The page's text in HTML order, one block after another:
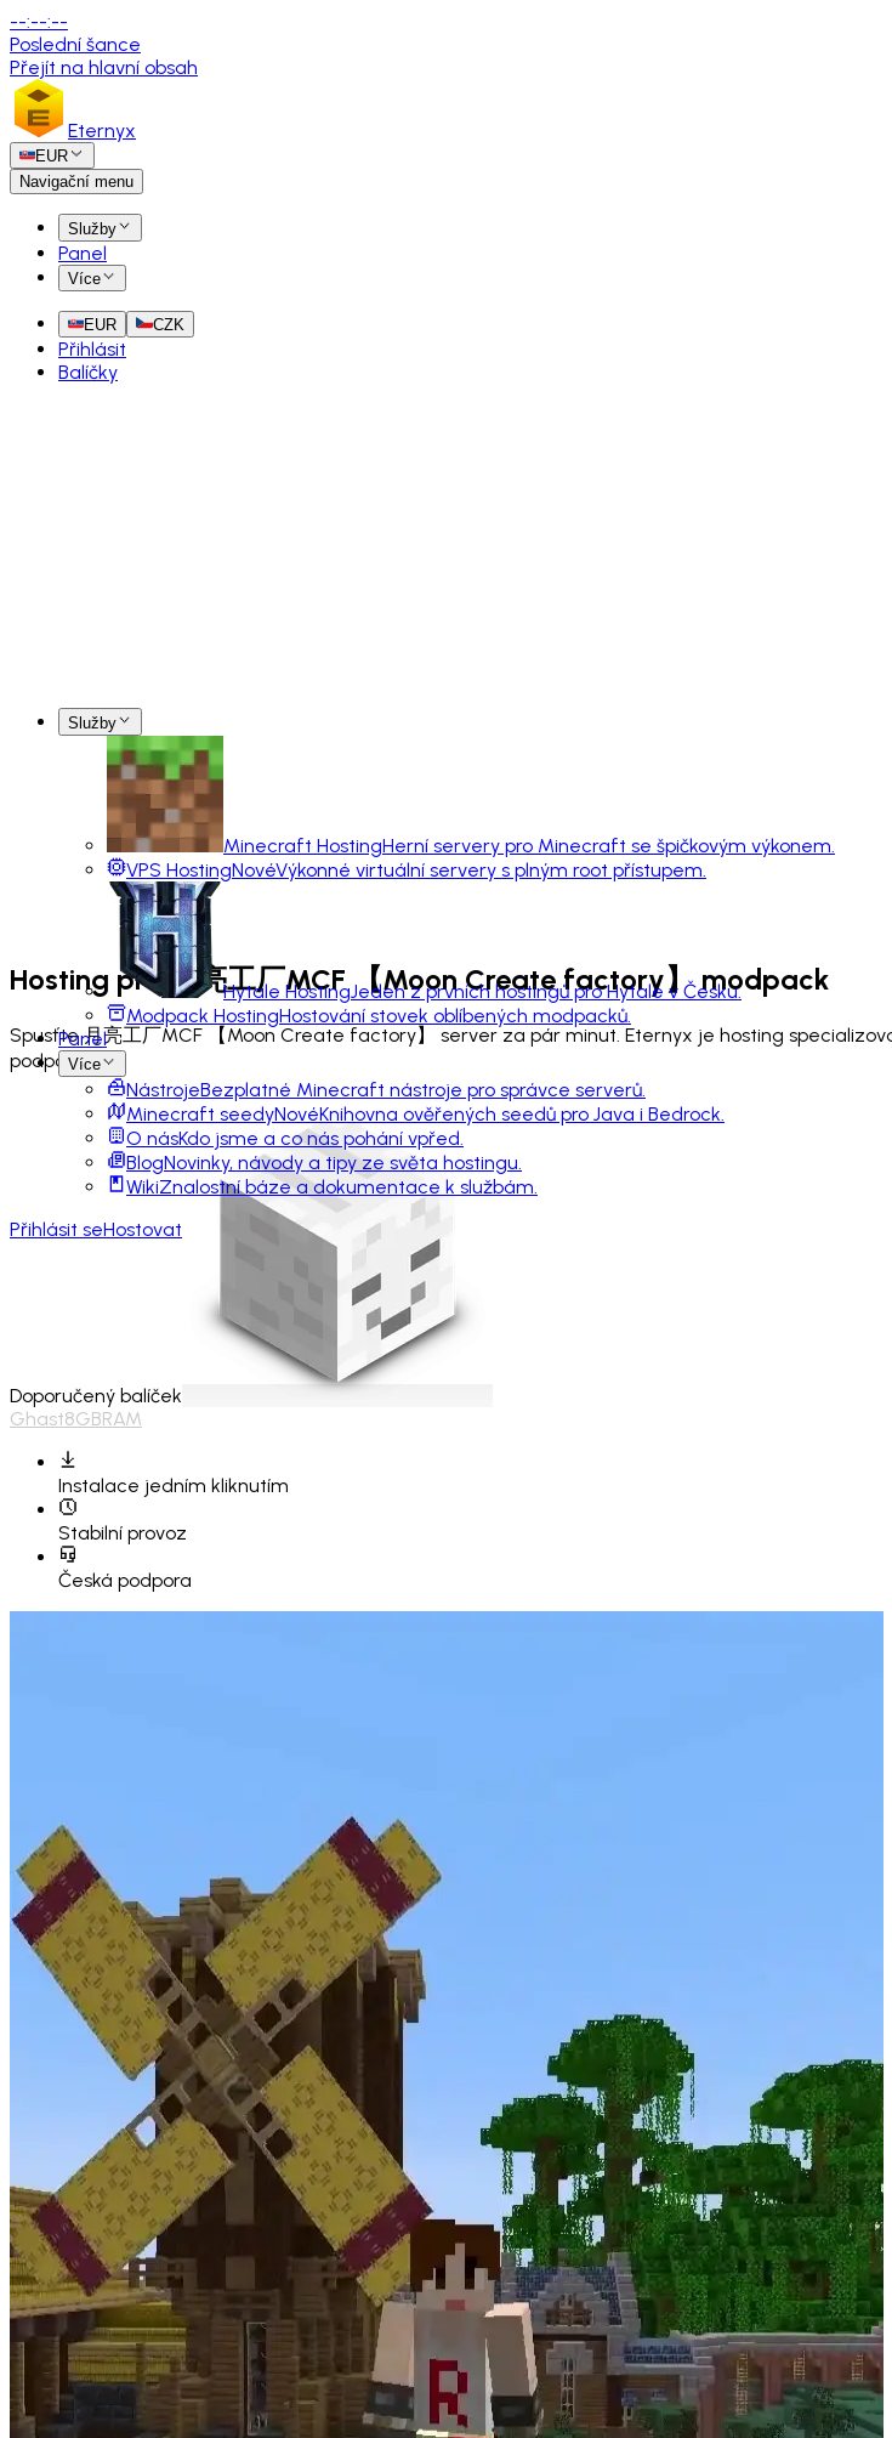
--:--:--
Poslední šance
Přejít na hlavní obsah
Eternyx
EUR
Navigační menu
Služby
Panel
Více
EUR CZK
Přihlásit
Balíčky
Služby
Minecraft HostingHerní servery pro Minecraft se špičkovým výkonem.
VPS HostingNovéVýkonné virtuální servery s plným root přístupem.
Hytale HostingJeden z prvních hostingů pro Hytale v Česku.
Modpack HostingHostování stovek oblíbených modpacků.
Panel
Více
NástrojeBezplatné Minecraft nástroje pro správce serverů.
Minecraft seedyNovéKnihovna ověřených seedů pro Java i Bedrock.
O násKdo jsme a co nás pohání vpřed.
BlogNovinky, návody a tipy ze světa hostingu.
WikiZnalostní báze a dokumentace k službám.
Přihlásit seHostovat
Hosting pro 月亮工厂MCF 【Moon Create factory】modpack
Spusťte 月亮工厂MCF 【Moon Create factory】 server za pár minut. Eternyx je hosting
podporou.
Doporučený balíček
Ghast8GBRAM
Instalace jedním kliknutím
Stabilní provoz
Česká podpora